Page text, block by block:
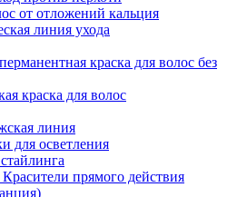
от отложений кальция
линия ухода
краска для волос без
краска для волос
линия
для осветления
прямого действия